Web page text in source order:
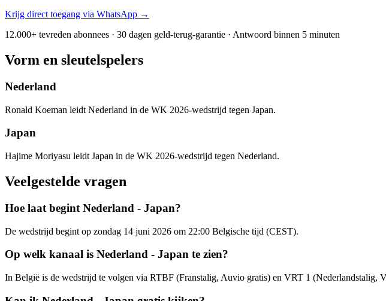
Krijg direct toegang via WhatsApp →
12.000+ tevreden abonnees · 30 dagen geld-terug-garantie · Antwoord binnen 5 minuten
Vorm en sleutelspelers
Nederland
Ronald Koeman leidt Nederland in de WK 2026-wedstrijd tegen Japan.
Japan
Hajime Moriyasu leidt Japan in de WK 2026-wedstrijd tegen Nederland.
Veelgestelde vragen
Hoe laat begint Nederland - Japan?
De wedstrijd begint op zondag 14 juni 2026 om 22:00 Belgische tijd (CEST).
Op welk kanaal is Nederland - Japan te zien?
In België is de wedstrijd te volgen via RTBF (Franstalig, Auvio gratis) en VRT 1